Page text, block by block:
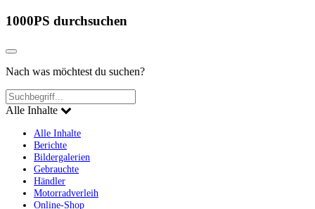
1000PS durchsuchen
Nach was möchtest du suchen?
Alle Inhalte
Alle Inhalte
Berichte
Bildergalerien
Gebrauchte
Händler
Motorradverleih
Online-Shop